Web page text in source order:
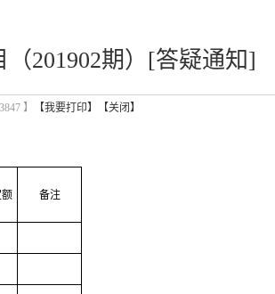
201902期）[答疑通知]
3847 】 【我要打印】 【关闭】
备注